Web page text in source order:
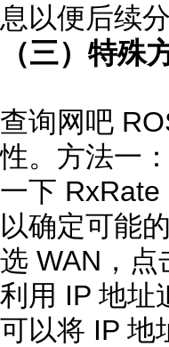
息以便后续分
（三）特殊
查询网吧
性。方法一
一下
以确定可能
选 WAN，点
利用 IP 地址
可以将 IP 地